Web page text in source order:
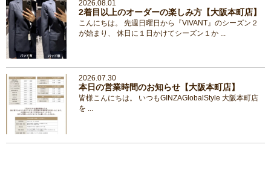
2026.08.01
2着目以上のオーダーの楽しみ方【大阪本町店】
こんにちは。 先週日曜日から『VIVANT』のシーズン２
が始まり、 休日に１日かけてシーズン１か ...
2026.07.30
本日の営業時間のお知らせ【大阪本町店】
皆様こんにちは。 いつもGINZAGlobalStyle 大阪本町店
を ...